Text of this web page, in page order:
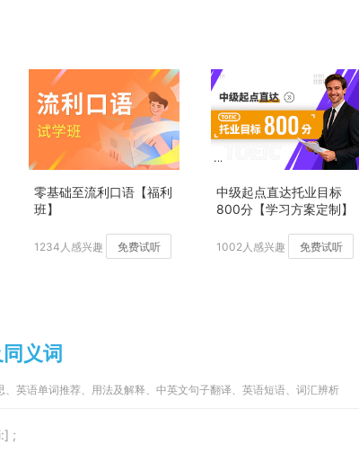
零基础至流利口语【福利
班】
1234人感兴趣 免费试听
中级起点直达托业目标
800分【学习方案定制】
1002人感兴趣 免费试听
义词
英语单词推荐、用法及解释、中英文句子翻译、英语短语、词汇辨析
;